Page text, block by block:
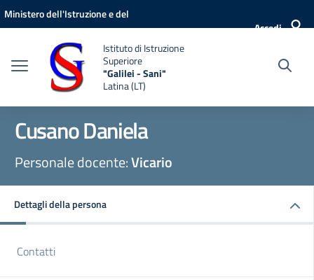
Vai ai contenuti
Vai al menu di navigazione
Vai al footer
Ministero dell'Istruzione e del
Accedi
Istituto di Istruzione
Superiore
"Galilei - Sani"
Latina (LT)
Cusano Daniela
Personale docente:Vicario
Dettagli della persona
Contatti